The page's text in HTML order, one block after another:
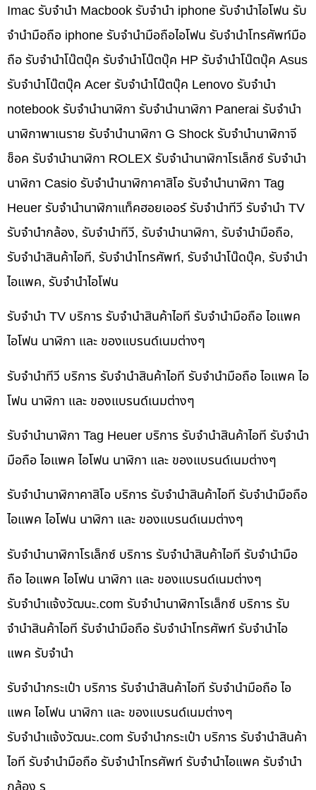
Imac รับจำนำ Macbook รับจำนำ iphone รับจำนำไอโฟน รับ
จำนำมือถือ iphone รับจำนำมือถือไอโฟน รับจำนำโทรศัพท์มือ
ถือ รับจำนำโน๊ตบุ๊ค รับจำนำโน๊ตบุ๊ค HP รับจำนำโน๊ตบุ๊ค Asus
รับจำนำโน๊ตบุ๊ค Acer รับจำนำโน๊ตบุ๊ค Lenovo รับจำนำ
notebook รับจำนำนาฬิกา รับจำนำนาฬิกา Panerai รับจำนำ
นาฬิกาพาเนราย รับจำนำนาฬิกา G Shock รับจำนำนาฬิกาจี
ช็อค รับจำนำนาฬิกา ROLEX รับจำนำนาฬิกาโรเล็กซ์ รับจำนำ
นาฬิกา Casio รับจำนำนาฬิกาคาสิโอ รับจำนำนาฬิกา Tag
Heuer รับจำนำนาฬิกาแท็คฮอยเออร์ รับจำนำทีวี รับจำนำ TV
รับจำนำกล้อง, รับจำนำทีวี, รับจำนำนาฬิกา, รับจำนำมือถือ,
รับจำนำสินค้าไอที, รับจำนำโทรศัพท์, รับจำนำโน๊ดบุ๊ค, รับจำนำ
ไอแพค, รับจำนำไอโฟน
รับจำนำ TV บริการ รับจำนำสินค้าไอที รับจำนำมือถือ ไอแพค
ไอโฟน นาฬิกา และ ของแบรนด์เนมต่างๆ
รับจำนำทีวี บริการ รับจำนำสินค้าไอที รับจำนำมือถือ ไอแพค ไอ
โฟน นาฬิกา และ ของแบรนด์เนมต่างๆ
รับจำนำนาฬิกา Tag Heuer บริการ รับจำนำสินค้าไอที รับจำนำ
มือถือ ไอแพค ไอโฟน นาฬิกา และ ของแบรนด์เนมต่างๆ
รับจำนำนาฬิกาคาสิโอ บริการ รับจำนำสินค้าไอที รับจำนำมือถือ
ไอแพค ไอโฟน นาฬิกา และ ของแบรนด์เนมต่างๆ
รับจำนำนาฬิกาโรเล็กซ์ บริการ รับจำนำสินค้าไอที รับจำนำมือ
ถือ ไอแพค ไอโฟน นาฬิกา และ ของแบรนด์เนมต่างๆ
รับจํานําแจ้งวัฒนะ.com รับจำนำนาฬิกาโรเล็กซ์ บริการ รับ
จำนำสินค้าไอที รับจำนำมือถือ รับจำนำโทรศัพท์ รับจำนำไอ
แพค รับจำนำ
รับจำนำกระเป๋า บริการ รับจำนำสินค้าไอที รับจำนำมือถือ ไอ
แพค ไอโฟน นาฬิกา และ ของแบรนด์เนมต่างๆ
รับจํานําแจ้งวัฒนะ.com รับจำนำกระเป๋า บริการ รับจำนำสินค้า
ไอที รับจำนำมือถือ รับจำนำโทรศัพท์ รับจำนำไอแพค รับจำนำ